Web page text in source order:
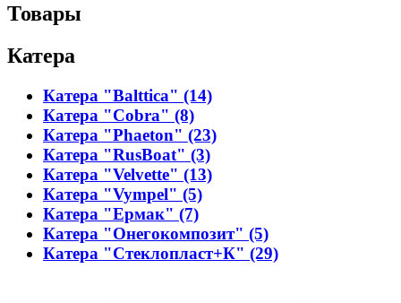
Товары
Катера
Катера "Balttica" (14)
Катера "Cobra" (8)
Катера "Phaeton" (23)
Катера "RusBoat" (3)
Катера "Velvette" (13)
Катера "Vympel" (5)
Катера "Ермак" (7)
Катера "Онегокомпозит" (5)
Катера "Стеклопласт+К" (29)